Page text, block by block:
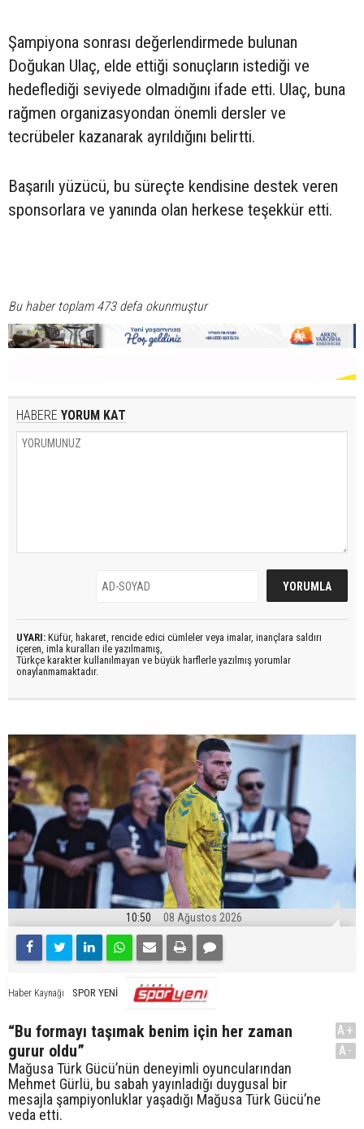
Şampiyona sonrası değerlendirmede bulunan
Doğukan Ulaç, elde ettiği sonuçların istediği ve
hedeflediği seviyede olmadığını ifade etti. Ulaç, buna
rağmen organizasyondan önemli dersler ve
tecrübeler kazanarak ayrıldığını belirtti.
Başarılı yüzücü, bu süreçte kendisine destek veren
sponsorlara ve yanında olan herkese teşekkür etti.
Bu haber toplam 473 defa okunmuştur
HABERE YORUM KAT
UYARI: Küfür, hakaret, rencide edici cümleler veya imalar, inançlara saldırı
içeren, imla kuralları ile yazılmamış,
Türkçe karakter kullanılmayan ve büyük harflerle yazılmış yorumlar
onaylanmamaktadır.
10:50 08 Ağustos 2026
Haber Kaynağı SPOR YENİ
“Bu formayı taşımak benim için her zaman
gurur oldu”
Mağusa Türk Gücü’nün deneyimli oyuncularından
Mehmet Gürlü, bu sabah yayınladığı duygusal bir
mesajla şampiyonluklar yaşadığı Mağusa Türk Gücü’ne
veda etti.
A+
A-